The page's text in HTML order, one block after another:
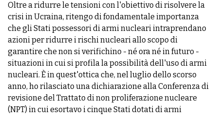
Oltre a ridurre le tensioni con l'obiettivo di risolvere la
crisi in Ucraina, ritengo di fondamentale importanza
che gli Stati possessori di armi nucleari intraprendano
azioni per ridurre i rischi nucleari allo scopo di
garantire che non si verifichino - né ora né in futuro -
situazioni in cui si profila la possibilità dell'uso di armi
nucleari. È in quest'ottica che, nel luglio dello scorso
anno, ho rilasciato una dichiarazione alla Conferenza di
revisione del Trattato di non proliferazione nucleare
(NPT) in cui esortavo i cinque Stati dotati di armi